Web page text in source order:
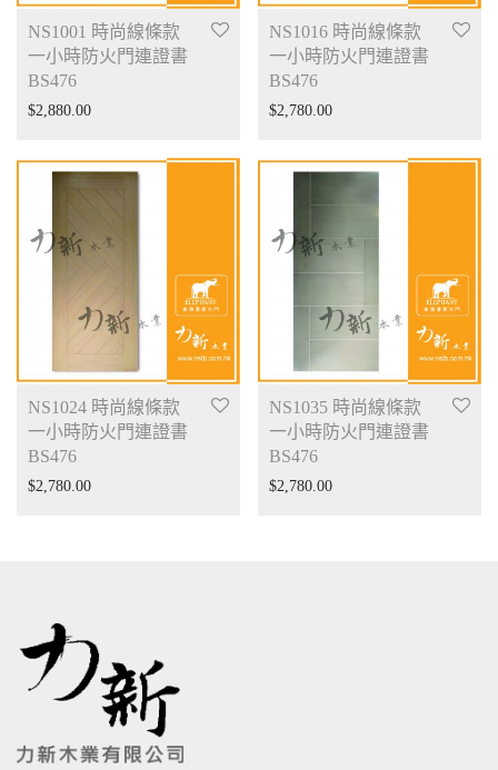
NS1001 時尚線條款
一小時防火門連證書
BS476
$2,880.00
NS1016 時尚線條款
一小時防火門連證書
BS476
$2,780.00
NS1024 時尚線條款
一小時防火門連證書
BS476
$2,780.00
NS1035 時尚線條款
一小時防火門連證書
BS476
$2,780.00